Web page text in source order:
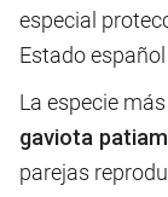
especial
Estado
La especie
gaviota
parejas